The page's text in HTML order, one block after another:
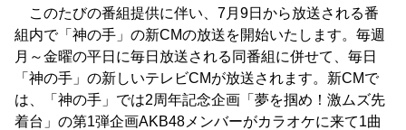
このたびの番組提供に伴い、7月9日から放送される番
組内で「神の手」の新CMの放送を開始いたします。毎週
月～金曜の平日に毎日放送される同番組に併せて、毎日
「神の手」の新しいテレビCMが放送されます。新CMで
は、「神の手」では2周年記念企画「夢を掴め！激ムズ先
着台」の第1弾企画AKB48メンバーがカラオケに来て1曲